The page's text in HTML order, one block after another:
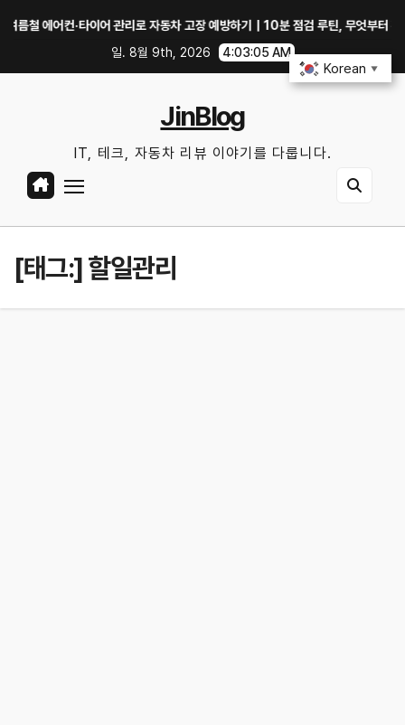
에어컨·타이어 관리로 자동차 고장 예방하기｜10분 점검 루틴, 무엇부터 확인할까
일. 8월 9th, 2026
4:03:06 AM
JinBlog
IT, 테크, 자동차 리뷰 이야기를 다룹니다.
[태그:]할일관리
Korean ▼